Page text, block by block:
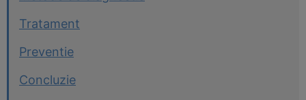
Tratament
Preventie
Concluzie